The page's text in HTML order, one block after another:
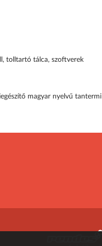
tolltartó tálca, szoftverek
magyar nyelvű tantermi